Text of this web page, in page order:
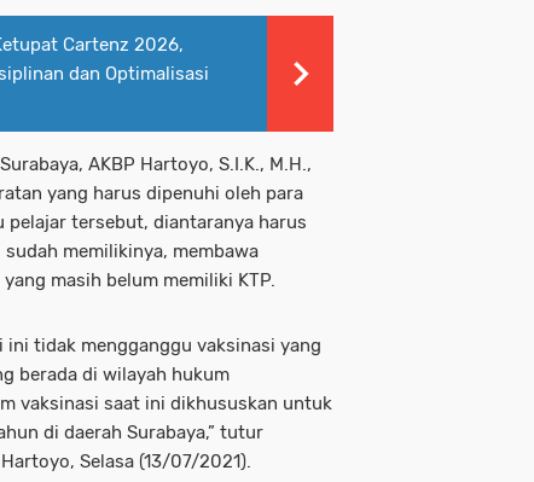
Cartenz 2026,
dan Optimalisasi
AKBP Hartoyo, S.I.K., M.H.,
yang harus dipenuhi oleh para
pelajar tersebut, diantaranya harus
memilikinya, membawa
masih belum memiliki KTP.
ini tidak mengganggu vaksinasi yang
berada di wilayah hukum
vaksinasi saat ini dikhususkan untuk
di daerah Surabaya,” tutur
Selasa (13/07/2021).